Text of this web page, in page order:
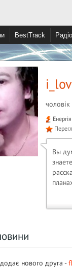
BestTrack
Енергія
Вы
додає нового друга -